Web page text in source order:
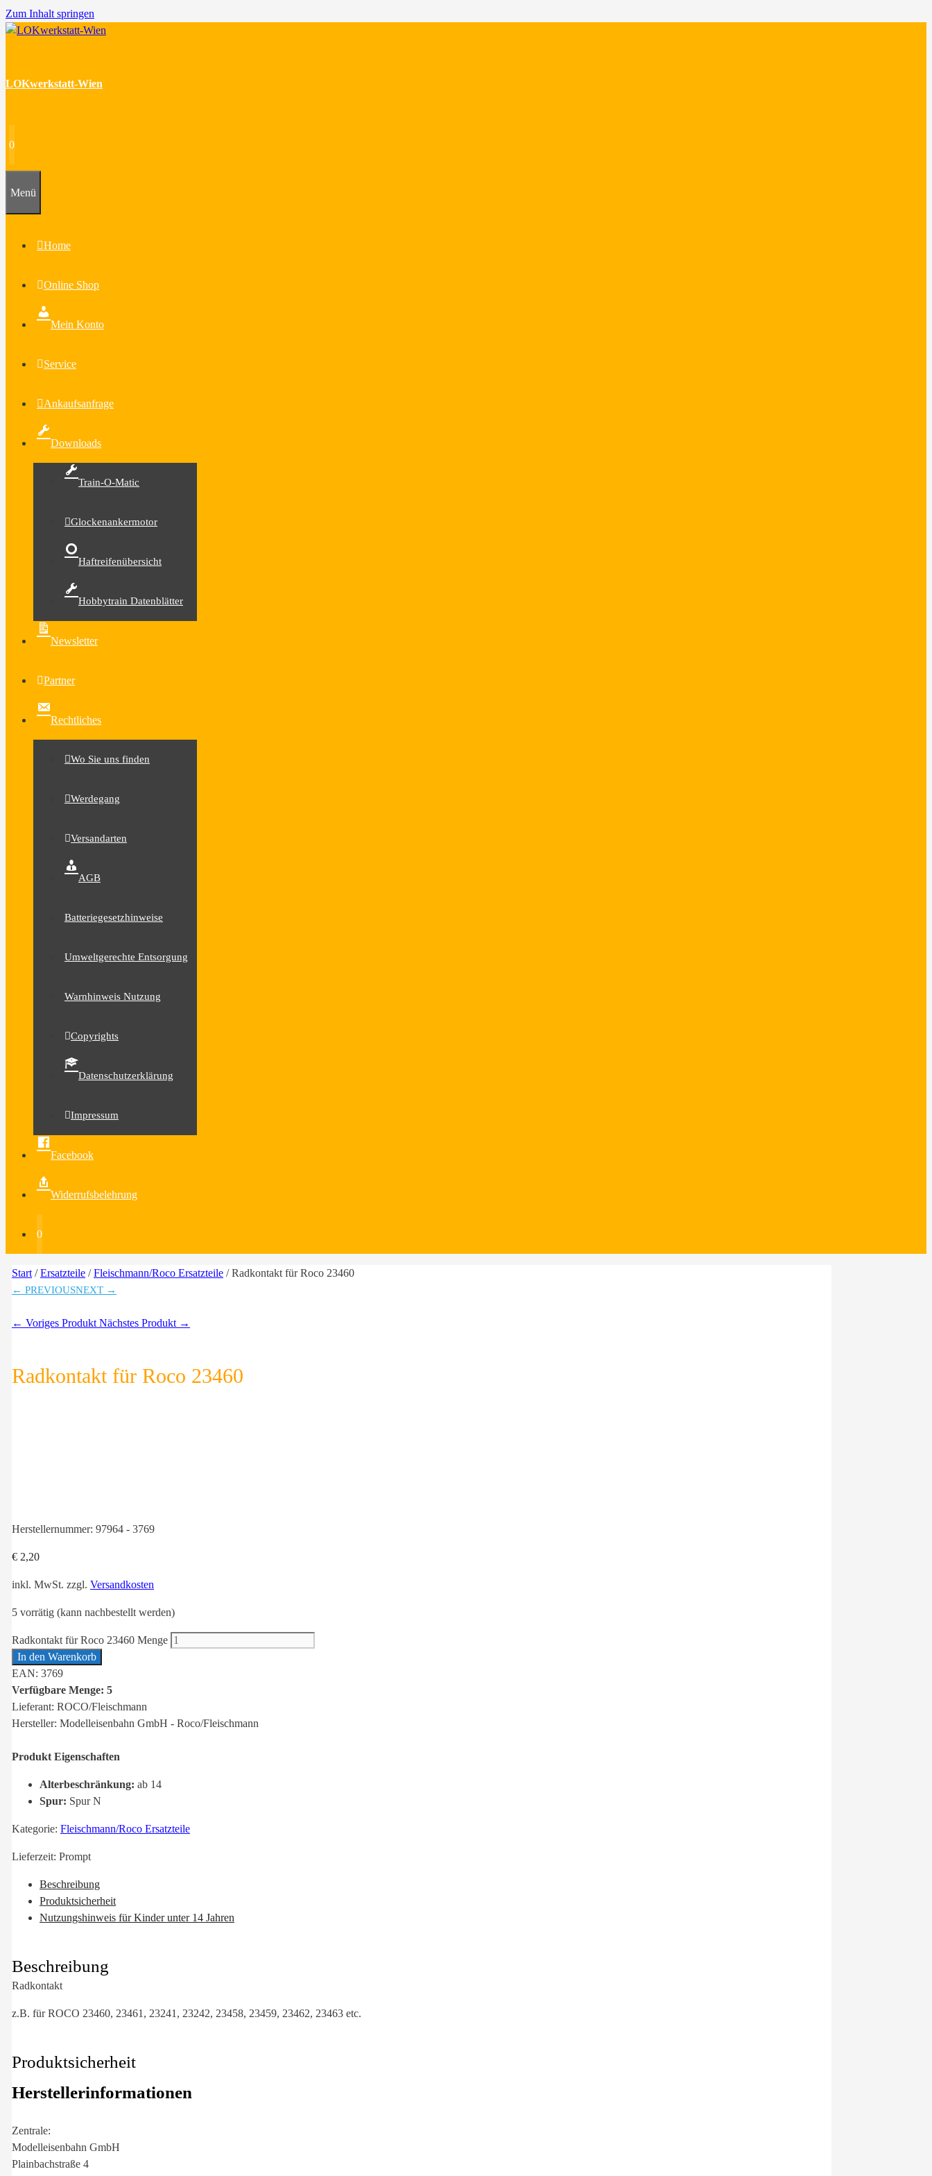
Zum Inhalt springen
LOKwerkstatt-Wien
0
Menü
Home
Online Shop
Mein Konto
Service
Ankaufsanfrage
Downloads
Train-O-Matic
Glockenankermotor
Haftreifenübersicht
Hobbytrain Datenblätter
Newsletter
Partner
Rechtliches
Wo Sie uns finden
Werdegang
Versandarten
AGB
Batteriegesetzhinweise
Umweltgerechte Entsorgung
Warnhinweis Nutzung
Copyrights
Datenschutzerklärung
Impressum
Facebook
Widerrufsbelehrung
0
Start /Ersatzteile /Fleischmann/Roco Ersatzteile / Radkontakt für Roco 23460
← PREVIOUSNEXT →
← Voriges Produkt Nächstes Produkt →
Radkontakt für Roco 23460
Herstellernummer: 97964 - 3769
€ 2,20
inkl. MwSt. zzgl. Versandkosten
5 vorrätig (kann nachbestellt werden)
Radkontakt für Roco 23460 Menge
In den Warenkorb
EAN: 3769
Verfügbare Menge: 5
Lieferant: ROCO/Fleischmann
Hersteller: Modelleisenbahn GmbH - Roco/Fleischmann
Produkt Eigenschaften
Alterbeschränkung: ab 14
Spur: Spur N
Kategorie: Fleischmann/Roco Ersatzteile
Lieferzeit: Prompt
Beschreibung
Produktsicherheit
Nutzungshinweis für Kinder unter 14 Jahren
Beschreibung
Radkontakt
z.B. für ROCO 23460, 23461, 23241, 23242, 23458, 23459, 23462, 23463 etc.
Produktsicherheit
Herstellerinformationen
Zentrale:
Modelleisenbahn GmbH
Plainbachstraße 4